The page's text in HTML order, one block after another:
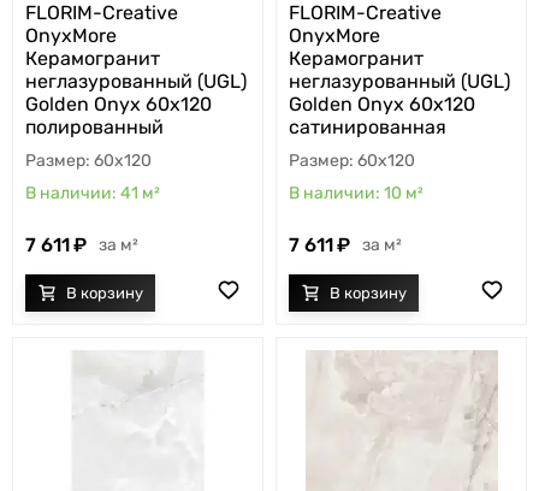
FLORIM-Creative
OnyxMore
Керамогранит
неглазурованный (UGL)
Golden Onyx 60x120
полированный
60x120
41 м²
7 611 м²
FLORIM-Creative
OnyxMore
Керамогранит
неглазурованный (UGL)
Golden Onyx 60x120
сатинированная
60x120
10 м²
7 611 м²